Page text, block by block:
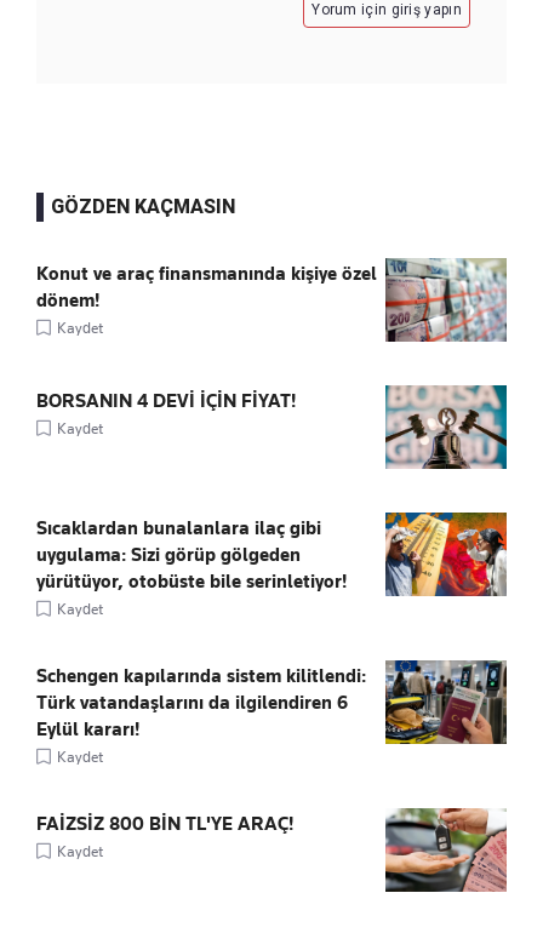
Yorum için giriş yapın
GÖZDEN KAÇMASIN
Konut ve araç finansmanında kişiye özel
dönem!
Kaydet
BORSANIN 4 DEVİ İÇİN FİYAT!
Kaydet
Sıcaklardan bunalanlara ilaç gibi
uygulama: Sizi görüp gölgeden
yürütüyor, otobüste bile serinletiyor!
Kaydet
Schengen kapılarında sistem kilitlendi:
Türk vatandaşlarını da ilgilendiren 6
Eylül kararı!
Kaydet
FAİZSİZ 800 BİN TL'YE ARAÇ!
Kaydet